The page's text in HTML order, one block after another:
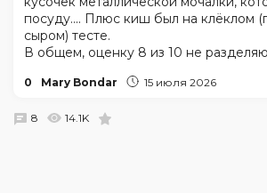
посуду.... Плюс киш был на клёклом
сыром) тесте.
В общем, оценку 8 из 10 не
0 Mary Bondar 15 июля 2026
8 14.1K